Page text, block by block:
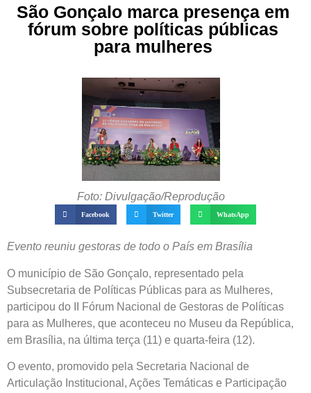
São Gonçalo marca presença em
fórum sobre políticas públicas
para mulheres
Foto: Divulgação/Reprodução
Facebook Twitter WhatsApp
Evento reuniu gestoras de todo o País em Brasília
O município de São Gonçalo, representado pela
Subsecretaria de Políticas Públicas para as Mulheres,
participou do II Fórum Nacional de Gestoras de Políticas
para as Mulheres, que aconteceu no Museu da República,
em Brasília, na última terça (11) e quarta-feira (12).
O evento, promovido pela Secretaria Nacional de
Articulação Institucional, Ações Temáticas e Participação